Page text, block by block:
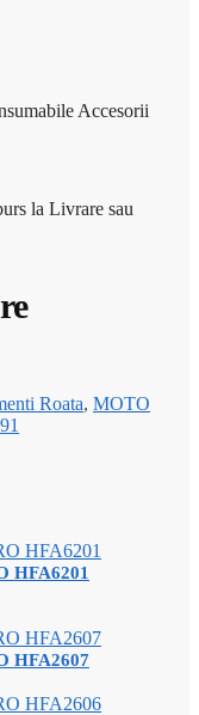
Accesorii
la Livrare sau
Roata, MOTO
HFA6201
HFA2607